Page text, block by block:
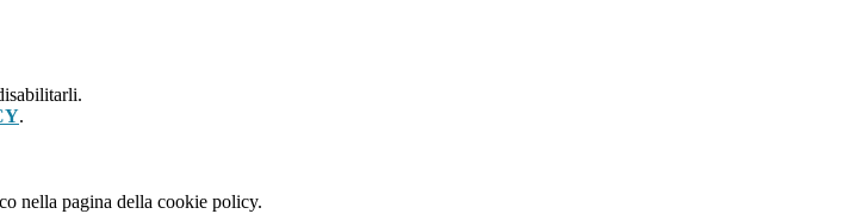
.
nella pagina della cookie policy.